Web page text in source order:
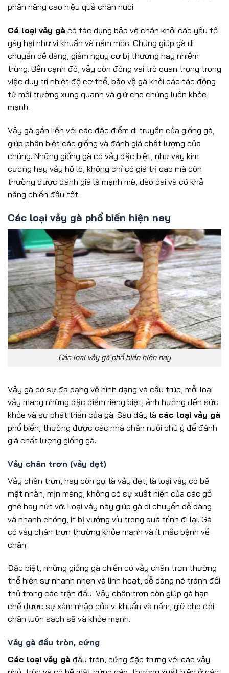
phần nâng cao hiệu quả chăn nuôi.
Cá loại vảy gà có tác dụng bảo vệ chân khỏi các yếu tố
gây hại như vi khuẩn và nấm mốc. Chúng giúp gà di
chuyển dễ dàng, giảm nguy cơ bị thương hay nhiễm
trùng. Bên cạnh đó, vảy còn đóng vai trò quan trọng trong
việc duy trì nhiệt độ cơ thể, bảo vệ gà khỏi các tác động
từ môi trường xung quanh và giữ cho chúng luôn khỏe
mạnh.
Vảy gà gắn liền với các đặc điểm di truyền của giống gà,
giúp phân biệt các giống và đánh giá chất lượng của
chúng. Những giống gà có vảy đặc biệt, như vảy kim
cương hay vảy hồ lô, không chỉ có giá trị cao mà còn
thường được đánh giá là mạnh mẽ, dẻo dai và có khả
năng chiến đấu tốt.
Các loại vảy gà phổ biến hiện nay
Các loại vảy gà phổ biến hiện nay
Vảy gà có sự đa dạng về hình dạng và cấu trúc, mỗi loại
vảy mang những đặc điểm riêng biệt, ảnh hưởng đến sức
khỏe và sự phát triển của gà. Sau đây là các loại vảy gà
phổ biến, thường được các nhà chăn nuôi chú ý để đánh
giá chất lượng giống gà.
Vảy chân trơn (vảy dẹt)
Vảy chân trơn, hay còn gọi là vảy dẹt, là loại vảy có bề
mặt nhẵn, mịn màng, không có sự xuất hiện của các gồ
ghề hay nứt vỡ. Loại vảy này giúp gà di chuyển dễ dàng
và nhanh chóng, ít bị vướng víu trong quá trình đi lại. Gà
có vảy chân trơn thường khỏe mạnh và ít mắc bệnh về
chân.
Đặc biệt, những giống gà chiến có vảy chân trơn thường
thể hiện sự nhanh nhẹn và linh hoạt, dễ dàng né tránh đối
thủ trong các trận đấu. Vảy chân trơn còn giúp gà hạn
chế được sự xâm nhập của vi khuẩn và nấm, giữ cho đôi
chân luôn sạch sẽ và khỏe mạnh.
Vảy gà đầu tròn, cứng
Các loại vảy gà đầu tròn, cứng đặc trưng với các vảy